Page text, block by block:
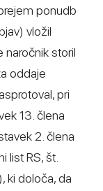
ponudb
vložil
naročnik storil
oddaje
pri
13. člena
2. člena
list RS, št.
ki določa, da